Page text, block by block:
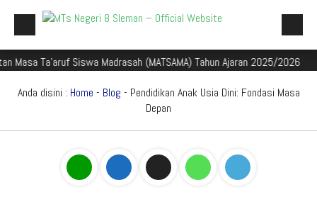
Beranda
Profil Madrasah
Aplikasi Madrasah
Siswa Madrasah (MATSAMA) Tahun Ajaran 2025/2026 Selamat
Anda disini : Home - Blog - Pendidikan Anak Usia Dini: Fondasi Masa
Depan